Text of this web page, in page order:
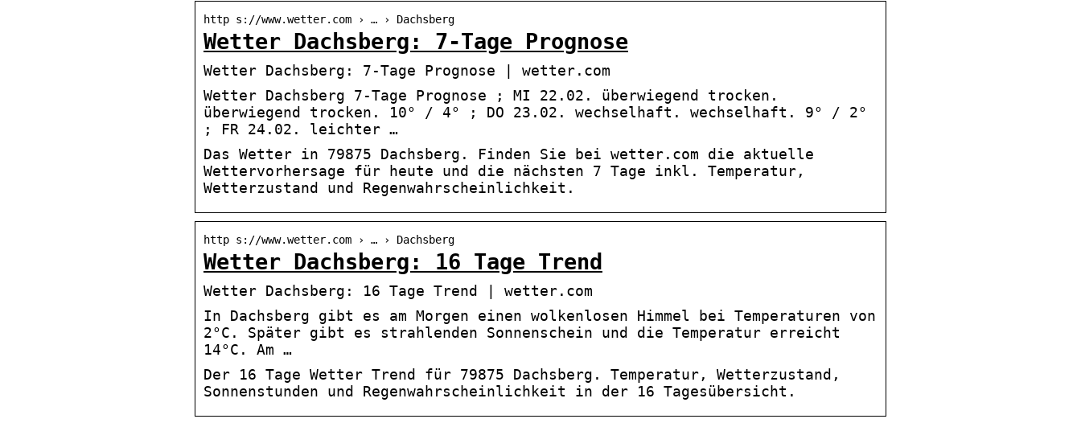
http s://www.wetter.com › … › Dachsberg
Wetter Dachsberg: 7-Tage Prognose
Wetter Dachsberg: 7-Tage Prognose | wetter.com
Wetter Dachsberg 7-Tage Prognose ; MI 22.02. überwiegend trocken.
überwiegend trocken. 10° / 4° ; DO 23.02. wechselhaft. wechselhaft. 9° / 2°
; FR 24.02. leichter …
Das Wetter in 79875 Dachsberg. Finden Sie bei wetter.com die aktuelle
Wettervorhersage für heute und die nächsten 7 Tage inkl. Temperatur,
Wetterzustand und Regenwahrscheinlichkeit.
http s://www.wetter.com › … › Dachsberg
Wetter Dachsberg: 16 Tage Trend
Wetter Dachsberg: 16 Tage Trend | wetter.com
In Dachsberg gibt es am Morgen einen wolkenlosen Himmel bei Temperaturen von
2°C. Später gibt es strahlenden Sonnenschein und die Temperatur erreicht
14°C. Am …
Der 16 Tage Wetter Trend für 79875 Dachsberg. Temperatur, Wetterzustand,
Sonnenstunden und Regenwahrscheinlichkeit in der 16 Tagesübersicht.